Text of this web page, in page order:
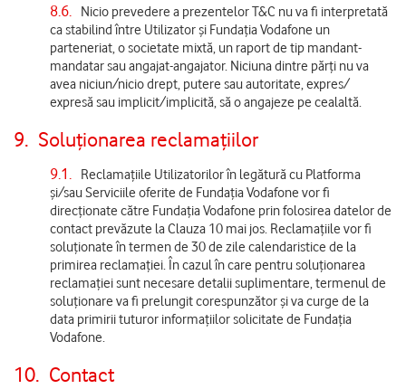
8.6.
Nicio prevedere a prezentelor T&C nu va fi interpretată
ca stabilind între Utilizator şi Fundația Vodafone un
parteneriat, o societate mixtă, un raport de tip mandant-
mandatar sau angajat-angajator. Niciuna dintre părți nu va
avea niciun/nicio drept, putere sau autoritate, expres/
expresă sau implicit/implicită, să o angajeze pe cealaltă.
9. Soluționarea reclamațiilor
9.1.
Reclamațiile Utilizatorilor în legătură cu Platforma
și/sau Serviciile oferite de Fundația Vodafone vor fi
direcționate către Fundația Vodafone prin folosirea datelor de
contact prevăzute la Clauza 10 mai jos. Reclamațiile vor fi
soluționate în termen de 30 de zile calendaristice de la
primirea reclamației. În cazul în care pentru soluționarea
reclamației sunt necesare detalii suplimentare, termenul de
soluționare va fi prelungit corespunzător și va curge de la
data primirii tuturor informațiilor solicitate de Fundația
Vodafone.
10. Contact